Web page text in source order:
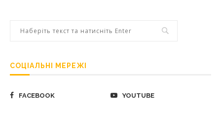
СОЦІАЛЬНІ МЕРЕЖІ
FACEBOOK YOUTUBE